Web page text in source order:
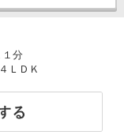
分
ＬＤＫ